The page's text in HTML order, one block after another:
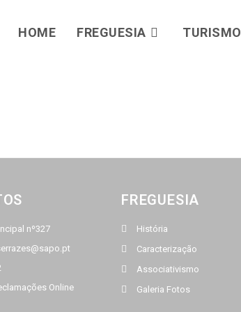
HOME FREGUESIA TURISMO
nº327
Online
FREGUESIA
História
Caracterização
Associativismo
Galeria Fotos